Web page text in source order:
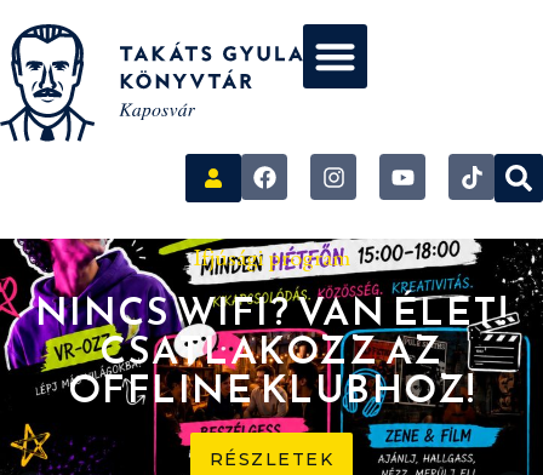
Ifjúsági program
NINCS WIFI? VAN ÉLET!
CSATLAKOZZ AZ
OFFLINE KLUBHOZ!
RÉSZLETEK